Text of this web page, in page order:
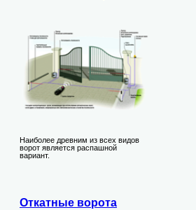
Наиболее древним из всех видов
ворот является распашной
вариант.
Откатные ворота